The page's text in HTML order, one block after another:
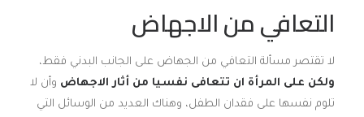
التعافي من الاجهاض
لا تقتصر مسألة التعافي من الجهاض على الجانب البدني فقط،
ولكن على المرأة ان تتعافى نفسيا من أثار الاجهاض وأن لا
تلوم نفسها على فقدان الطفل، وهناك العديد من الوسائل التي